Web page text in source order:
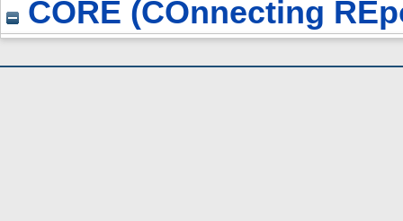
CORE (COnnecting